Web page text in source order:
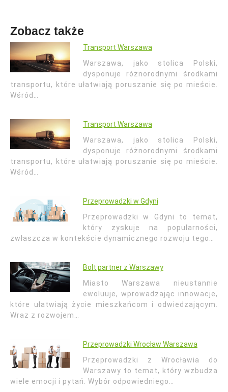
Zobacz także
Transport Warszawa
Warszawa, jako stolica Polski,
dysponuje różnorodnymi środkami
transportu, które ułatwiają poruszanie się po mieście.
Wśród…
Transport Warszawa
Warszawa, jako stolica Polski,
dysponuje różnorodnymi środkami
transportu, które ułatwiają poruszanie się po mieście.
Wśród…
Przeprowadzki w Gdyni
Przeprowadzki w Gdyni to temat,
który zyskuje na popularności,
zwłaszcza w kontekście dynamicznego rozwoju tego…
Bolt partner z Warszawy
Miasto Warszawa nieustannie
ewoluuje, wprowadzając innowacje,
które ułatwiają życie mieszkańcom i odwiedzającym.
Wraz z rozwojem…
Przeprowadzki Wrocław Warszawa
Przeprowadzki z Wrocławia do
Warszawy to temat, który wzbudza
wiele emocji i pytań. Wybór odpowiedniego…